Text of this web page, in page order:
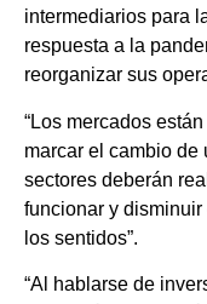
intermediarios para
respuesta a la
reorganizar sus
“Los mercados
marcar el cambio de
sectores deberán
funcionar y
los sentidos”.
“Al hablarse de